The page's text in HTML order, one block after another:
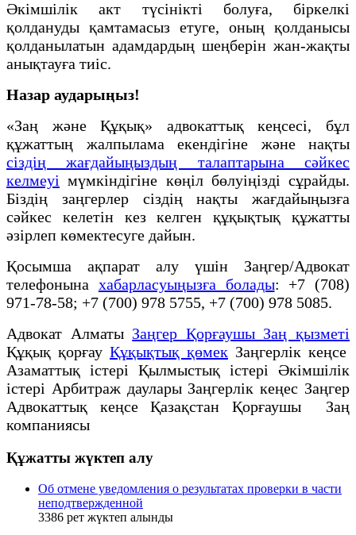
Әкімшілік акт түсінікті болуға, біркелкі
қолдануды қамтамасыз етуге, оның қолданысы
қолданылатын адамдардың шеңберін жан-жақты
анықтауға тиіс.
Назар аударыңыз!
«Заң және Құқық» адвокаттық кеңсесі, бұл
құжаттың жалпылама екендігіне және нақты
сіздің жағдайыңыздың талаптарына сәйкес
келмеуі мүмкіндігіне көңіл бөлуіңізді сұрайды.
Біздің заңгерлер сіздің нақты жағдайыңызға
сәйкес келетін кез келген құқықтық құжатты
әзірлеп көмектесуге дайын.
Қосымша ақпарат алу үшін Заңгер/Адвокат
телефонына хабарласуыңызға болады: +7 (708)
971-78-58; +7 (700) 978 5755, +7 (700) 978 5085.
Адвокат Алматы Заңгер Қорғаушы Заң қызметі
Құқық қорғау Құқықтық қөмек Заңгерлік кеңсе
Азаматтық істері Қылмыстық істері Әкімшілік
істері Арбитраж даулары Заңгерлік кеңес Заңгер
Адвокаттық кеңсе Қазақстан Қорғаушы Заң
компаниясы
Құжатты жүктеп алу
Об отмене уведомления о результатах проверки в части
неподтвержденной
3386 рет жүктеп алынды